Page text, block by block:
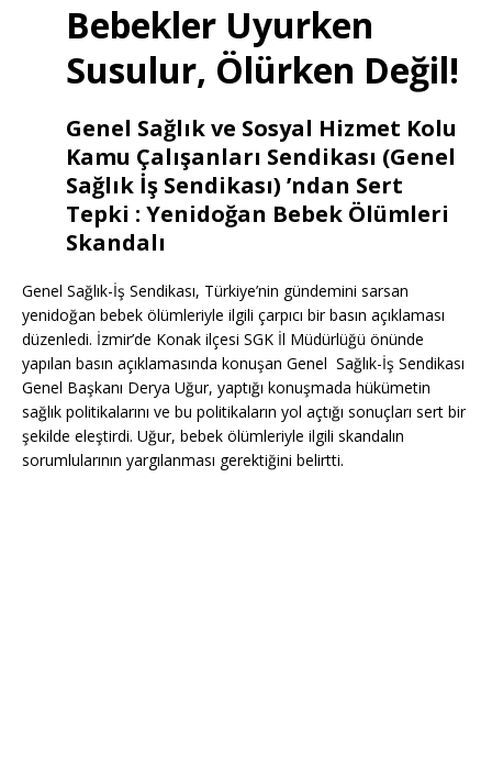
Bebekler Uyurken
Susulur, Ölürken Değil!
Genel Sağlık ve Sosyal Hizmet Kolu
Kamu Çalışanları Sendikası (Genel
Sağlık İş Sendikası) ’ndan Sert
Tepki : Yenidoğan Bebek Ölümleri
Skandalı
Genel Sağlık-İş Sendikası, Türkiye’nin gündemini sarsan
yenidoğan bebek ölümleriyle ilgili çarpıcı bir basın açıklaması
düzenledi. İzmir’de Konak ilçesi SGK İl Müdürlüğü önünde
yapılan basın açıklamasında konuşan Genel Sağlık-İş Sendikası
Genel Başkanı Derya Uğur, yaptığı konuşmada hükümetin
sağlık politikalarını ve bu politikaların yol açtığı sonuçları sert bir
şekilde eleştirdi. Uğur, bebek ölümleriyle ilgili skandalın
sorumlularının yargılanması gerektiğini belirtti.